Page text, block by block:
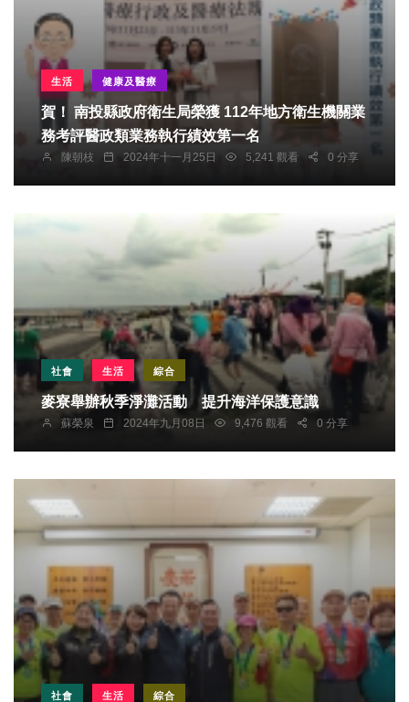
生活 健康及醫療
賀！ 南投縣政府衛生局榮獲 112年地方衛生機關業
務考評醫政類業務執行績效第一名
陳朝枝 2024年十一月25日 5,241 觀看 0 分享
社會 生活 綜合
麥寮舉辦秋季淨灘活動 提升海洋保護意識
蘇榮泉 2024年九月08日 9,476 觀看 0 分享
社會 生活 綜合